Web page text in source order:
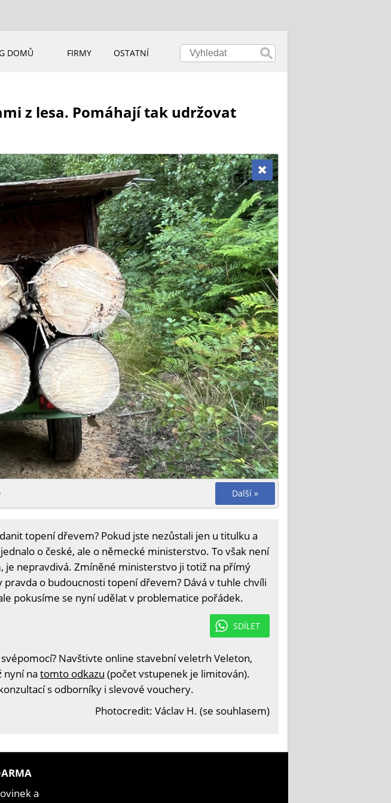
DOMŮ FIRMY OSTATNÍ
z lesa. Pomáhají tak udržovat
Další »
topení dřevem? Pokud jste nezůstali jen u titulku a
o české, ale o německé ministerstvo. To však není
nepravdivá. Zmíněné ministerstvo ji totiž na přímý
o budoucnosti topení dřevem? Dává v tuhle chvíli
pokusíme se nyní udělat v problematice pořádek.
SDÍLET
Navštivte online stavební veletrh Veleton,
nyní na tomto odkazu (počet vstupenek je limitován).
s odborníky i slevové vouchery.
Photocredit: Václav H. (se souhlasem)
a